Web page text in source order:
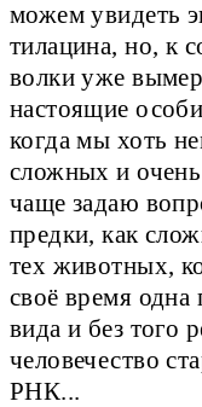
можем увидеть
тилацина, но, к
волки уже
настоящие
когда мы хоть
сложных и
чаще задаю
предки, как
тех животных,
своё время одна
вида и без того
человечество
РНК...